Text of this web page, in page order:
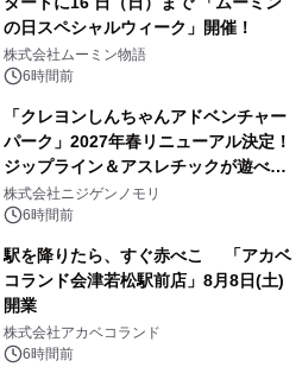
の日スペシャルウィーク」開催！
株式会社ムーミン物語
6時間前
「クレヨンしんちゃんアドベンチャー
パーク」2027年春リニューアル決定！
ジップライン＆アスレチックが遊べる
のは今年が最後！ 「ラスト！ドキがム
ネムネ～大作戦！」始動
株式会社ニジゲンノモリ
6時間前
駅を降りたら、すぐ赤べこ 「アカベ
コランド会津若松駅前店」8月8日(土)
開業
株式会社アカベコランド
6時間前